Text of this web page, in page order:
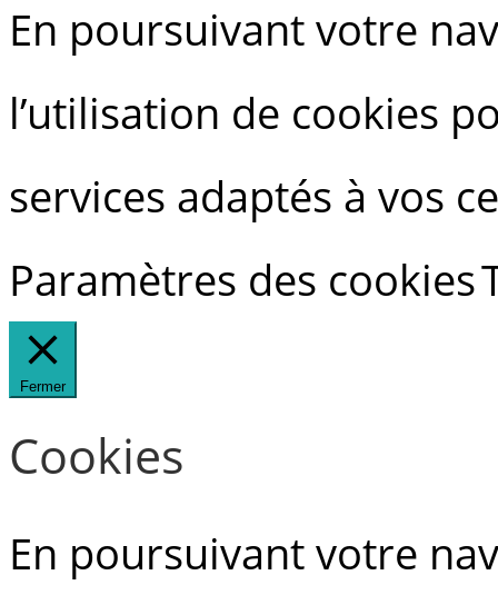
En poursuivant votre
l’utilisation de cookies
services adaptés à vos
Paramètres des cookies
Fermer
Cookies
En poursuivant votre